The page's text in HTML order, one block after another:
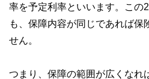
率を予定利率といいます。この
も、保障内容が同じであれば保
せん。
つまり、保障の範囲が広くなれ